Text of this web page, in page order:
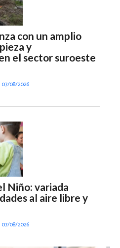
con un amplio
y
el sector suroeste
07/08/2026
Niño: variada
al aire libre y
07/08/2026